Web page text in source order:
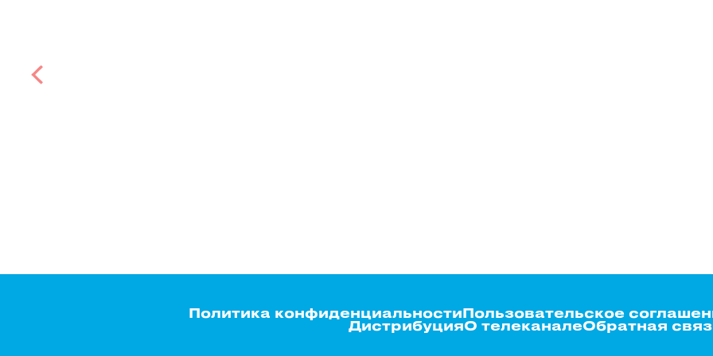
Политика конфиденциальностиПользовательское
ДистрибуцияО телеканалеОбратная